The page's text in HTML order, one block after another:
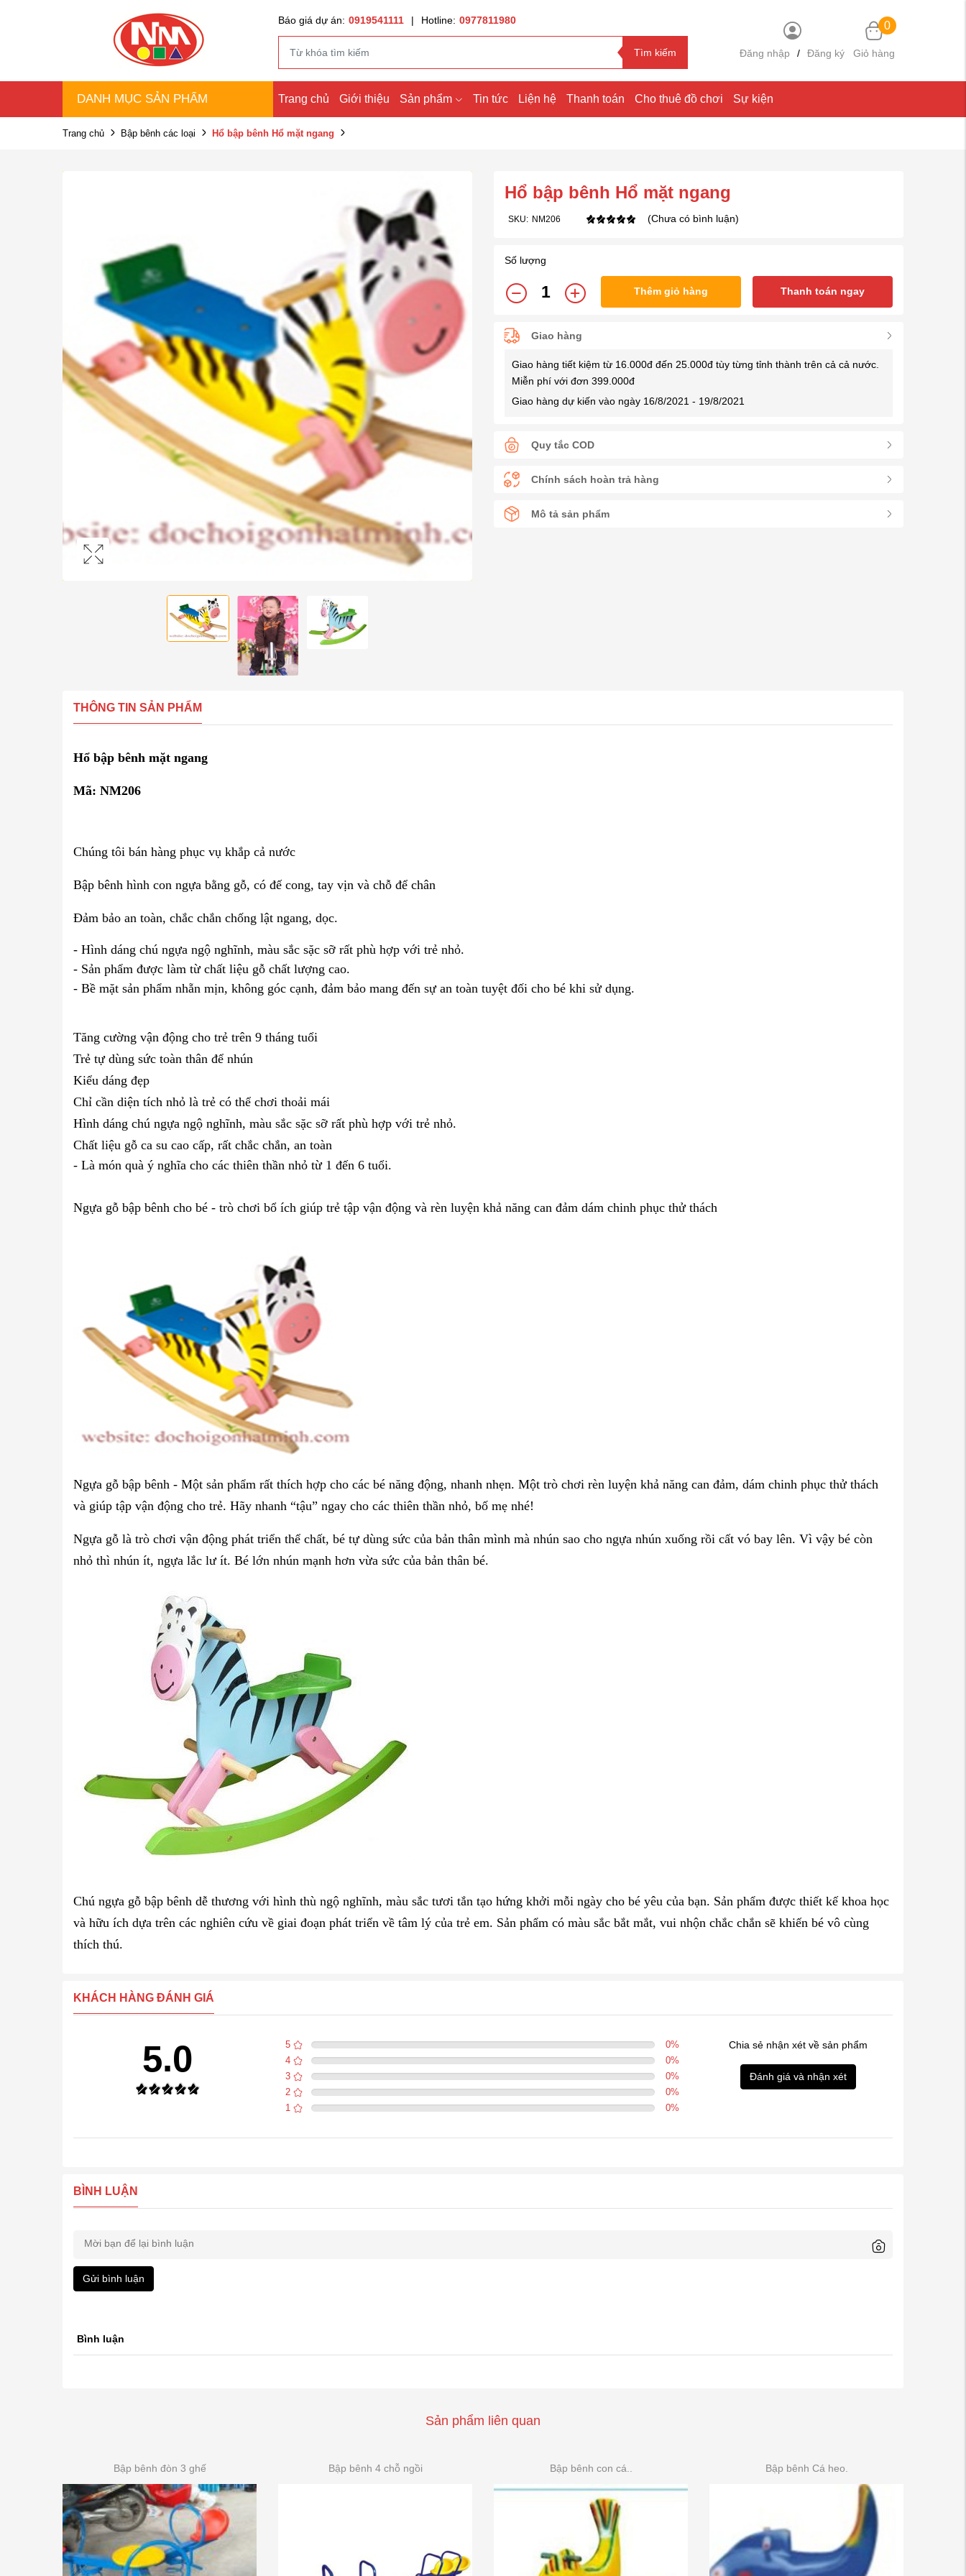
Báo giá dự án: 0919541111 | Hotline: 0977811980
Tìm kiếm Đăng nhập / Đăng ký
0
Giỏ hàng
DANH MỤC SẢN PHẨM Trang chủ Giới thiệu Sản phẩm Tin tức Liện hệ Thanh toán Cho thuê đồ chơi Sự kiện
Trang chủ Bập bênh các loại Hổ bập bênh Hổ mặt ngang
Hổ bập bênh Hổ mặt ngang
SKU: NM206 (Chưa có bình luận)
Số lượng
Thêm giỏ hàng Thanh toán ngay
Giao hàng
Giao hàng tiết kiệm từ 16.000đ đến 25.000đ tùy từng tỉnh thành trên cả cả nước.
Miễn phí với đơn 399.000đ
Giao hàng dự kiến vào ngày 16/8/2021 - 19/8/2021
Quy tắc COD
Chính sách hoàn trả hàng
Mô tả sản phẩm
THÔNG TIN SẢN PHẨM
Hổ bập bênh mặt ngang
Mã: NM206
Chúng tôi bán hàng phục vụ khắp cả nước
Bập bênh hình con ngựa bằng gỗ, có đế cong, tay vịn và chỗ để chân
Đảm bảo an toàn, chắc chắn chống lật ngang, dọc.
- Hình dáng chú ngựa ngộ nghĩnh, màu sắc sặc sỡ rất phù hợp với trẻ nhỏ.
- Sản phẩm được làm từ chất liệu gỗ chất lượng cao.
- Bề mặt sản phẩm nhẵn mịn, không góc cạnh, đảm bảo mang đến sự an toàn tuyệt đối cho bé khi sử dụng.
Tăng cường vận động cho trẻ trên 9 tháng tuổi
Trẻ tự dùng sức toàn thân để nhún
Kiểu dáng đẹp
Chỉ cần diện tích nhỏ là trẻ có thể chơi thoải mái
Hình dáng chú ngựa ngộ nghĩnh, màu sắc sặc sỡ rất phù hợp với trẻ nhỏ.
Chất liệu gỗ ca su cao cấp, rất chắc chắn, an toàn
- Là món quà ý nghĩa cho các thiên thần nhỏ từ 1 đến 6 tuổi.
Ngựa gỗ bập bênh cho bé - trò chơi bổ ích giúp trẻ tập vận động và rèn luyện khả năng can đảm dám chinh phục thử thách
Ngựa gỗ bập bênh - Một sản phẩm rất thích hợp cho các bé năng động, nhanh nhẹn. Một trò chơi rèn luyện khả năng can đảm, dám chinh phục thử thách
và giúp tập vận động cho trẻ. Hãy nhanh “tậu” ngay cho các thiên thần nhỏ, bố mẹ nhé!
Ngựa gỗ là trò chơi vận động phát triển thể chất, bé tự dùng sức của bản thân mình mà nhún sao cho ngựa nhún xuống rồi cất vó bay lên. Vì vậy bé còn
nhỏ thì nhún ít, ngựa lắc lư ít. Bé lớn nhún mạnh hơn vừa sức của bản thân bé.
Chú ngựa gỗ bập bênh dễ thương với hình thù ngộ nghĩnh, màu sắc tươi tắn tạo hứng khởi mỗi ngày cho bé yêu của bạn. Sản phẩm được thiết kế khoa học
và hữu ích dựa trên các nghiên cứu về giai đoạn phát triển về tâm lý của trẻ em. Sản phẩm có màu sắc bắt mắt, vui nhộn chắc chắn sẽ khiến bé vô cùng
thích thú.
KHÁCH HÀNG ĐÁNH GIÁ
5.0 5 0%
4
0%
3
0%
2
0%
1
0%
Chia sẻ nhận xét về sản phẩm
Đánh giá và nhận xét
BÌNH LUẬN
Gửi bình luận
Bình luận
Sản phẩm liên quan
Bập bênh đòn 3 ghế Bập bênh 4 chỗ ngồi Bập bênh con cá.. Bập bênh Cá heo.